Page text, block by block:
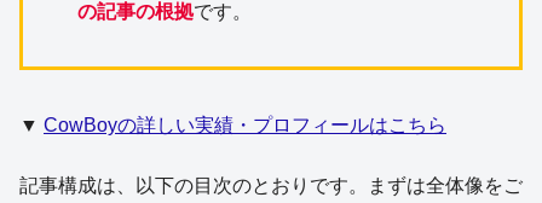
の記事の根拠です。
▼ CowBoyの詳しい実績・プロフィールはこちら
記事構成は、以下の目次のとおりです。まずは全体像をご